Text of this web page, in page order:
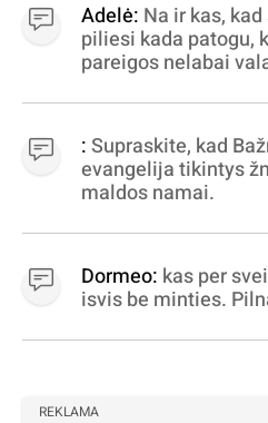
Adelė: Na ir kas,
piliesi kada patogu,
pareigos nelabai
virpinimas, ieškokit
dujininkai, elektros
statytojai Vilnuje
:Supraskite, kad
evangelija tikintys
maldos namai.
Dormeo: kas per
isvis be minties.
REKLAMA